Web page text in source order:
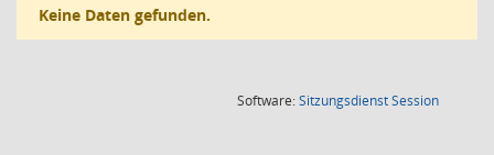
Keine Daten gefunden.
Software:SitzungsdienstSession(Wird in